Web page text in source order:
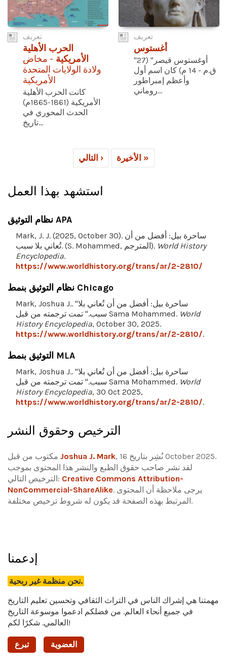
تعريف
الحرب الأهلية
الأمريكية - مخاض
ولادة الولايات المتحدة
الأمريكية
كانت الحرب الأهلية
الأمريكية (1861-1865م)
الحدث المحوري في
تاريخ...
تعريف
أغستوس
"أوغستوس قيصر" (27
ق.م - 14 م) كان اسم أول
وأعظم إمبراطور
روماني...
التالي › الأخيرة »
استشهد بهذا العمل
نظام التوثيق APA
Mark, J. J. (2025, October 30). ساحرة بيل: أفضل من أن
تُعاني بلا سبب. (S. Mohammed, المترجم). World History
Encyclopedia.
https://www.worldhistory.org/trans/ar/2-2810/
نظام التوثيق بنمط Chicago
Mark, Joshua J.. "ساحرة بيل: أفضل من أن تُعاني بلا
سبب." تمت ترجمته من قبل Sama Mohammed. World
History Encyclopedia, October 30, 2025.
https://www.worldhistory.org/trans/ar/2-2810/.
التوثيق بنمط MLA
Mark, Joshua J.. "ساحرة بيل: أفضل من أن تُعاني بلا
سبب." تمت ترجمته من قبل Sama Mohammed. World
History Encyclopedia, 30 Oct 2025,
https://www.worldhistory.org/trans/ar/2-2810/.
الترخيص وحقوق النشر
Joshua J. Mark, نُشِر بتاريخ 16 October 2025.
لقد نشر صاحب حقوق الطبع والنشر هذا المحتوى بموجب
الترخيص التالي: Creative Commons Attribution-
NonCommercial-ShareAlike. يرجى ملاحظة أن المحتوى
المرتبط بهذه الصفحة قد يكون له شروط ترخيص مختلفة.
إدعمنا
نحن منظمة غير ربحية.
مهمتنا هي إشراك الناس في التراث الثقافي وتحسين تعليم التاريخ
في جميع أنحاء العالم. من فضلكم ادعموا موسوعة التاريخ
العالمي. شكرًا لكم!
تبرع العضوية